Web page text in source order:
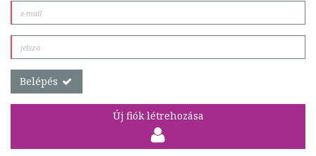
Belépés
Új fiók létrehozása